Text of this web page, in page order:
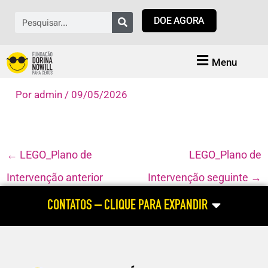
conteúdo
Pesquisar DOE AGORA
Menu
Por admin / 09/05/2026
← LEGO_Plano de
Intervenção anterior
LEGO_Plano de
Intervenção seguinte →
ATENDIMENTO HABILITAÇÃO E REABILITAÇÃO
CONTATOS – CLIQUE PARA EXPANDIR